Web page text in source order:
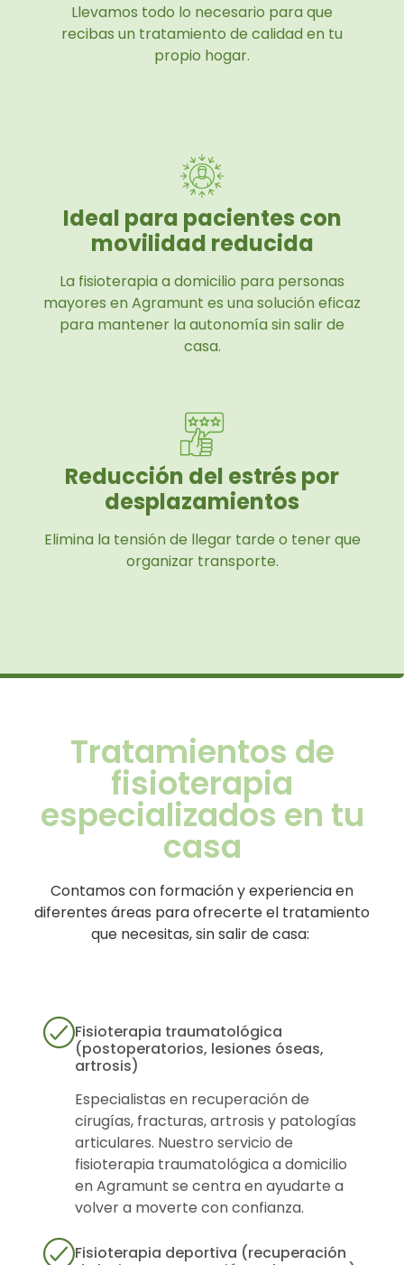
Llevamos todo lo necesario para que
recibas un tratamiento de calidad en tu
propio hogar.
Ideal para pacientes con
movilidad reducida
La fisioterapia a domicilio para personas
mayores en Agramunt es una solución eficaz
para mantener la autonomía sin salir de
casa.
Reducción del estrés por
desplazamientos
Elimina la tensión de llegar tarde o tener que
organizar transporte.
Tratamientos de
fisioterapia
especializados en tu
casa
Contamos con formación y experiencia en
diferentes áreas para ofrecerte el tratamiento
que necesitas, sin salir de casa:
Fisioterapia traumatológica
(postoperatorios, lesiones óseas,
artrosis)
Especialistas en recuperación de
cirugías, fracturas, artrosis y patologías
articulares. Nuestro servicio de
fisioterapia traumatológica a domicilio
en Agramunt se centra en ayudarte a
volver a moverte con confianza.
Fisioterapia deportiva (recuperación